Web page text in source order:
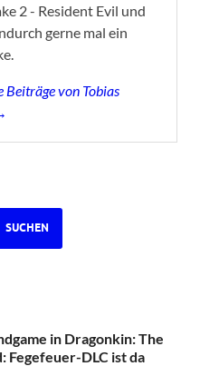
2 - Resident Evil und
gerne mal ein
Beiträge von Tobias
SUCHEN
in Dragonkin: The
Fegefeuer-DLC ist da